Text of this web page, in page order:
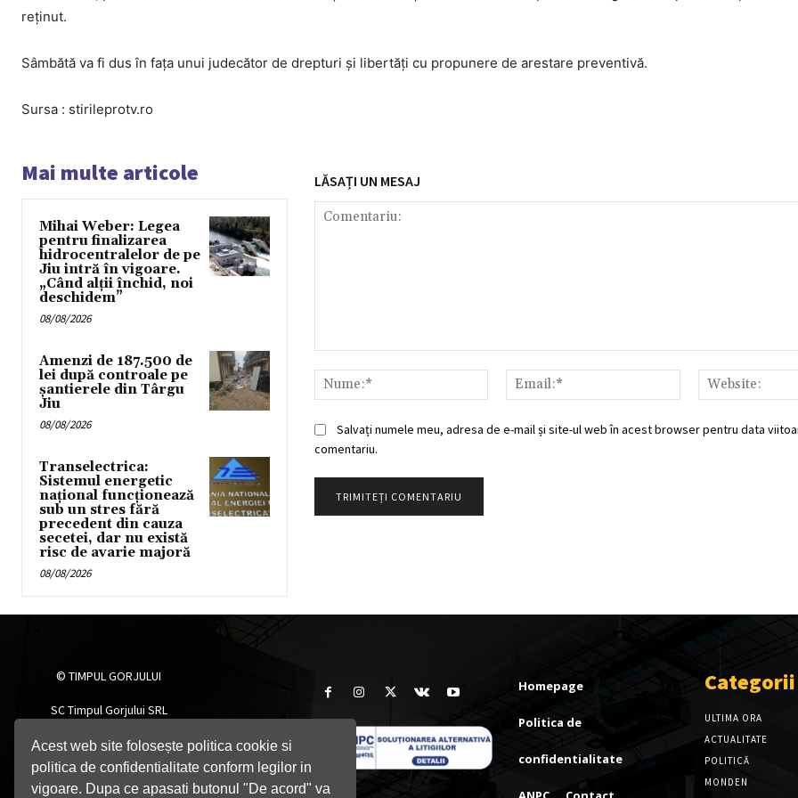
Acest web site folosește politica cookie si
politica de confidentialitate conform legilor in
vigoare. Dupa ce apasati butonul "De acord" va
reținut.
Sâmbătă va fi dus în fața unui judecător de drepturi și libertăți cu propunere de arestare preventivă.
Sursa : stirileprotv.ro
Mai multe articole
Mihai Weber: Legea
pentru finalizarea
hidrocentralelor de pe
Jiu intră în vigoare.
„Când alții închid, noi
deschidem”
08/08/2026
Amenzi de 187.500 de
lei după controale pe
șantierele din Târgu
Jiu
08/08/2026
Transelectrica:
Sistemul energetic
național funcționează
sub un stres fără
precedent din cauza
secetei, dar nu există
risc de avarie majoră
08/08/2026
LĂSAȚI UN MESAJ
Nume:*
Email:*
Salvați numele meu, adresa de e-mail și site-ul web în acest browser pentru data
comentariu.
© TIMPUL GORJULUI
SC Timpul Gorjului SRL
Telefon: 0764705055
Email: timpulgorjului@yahoo.com
Homepage
Politica de
confidentialitate
Categorii
ULTIMA ORA
ACTUALITATE
POLITICĂ
MONDEN